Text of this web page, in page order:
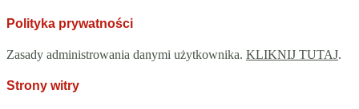
Polityka prywatności
Zasady administrowania danymi użytkownika. KLIKNIJ TUTAJ.
Strony witry